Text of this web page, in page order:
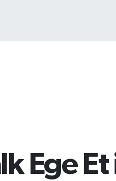
Ege